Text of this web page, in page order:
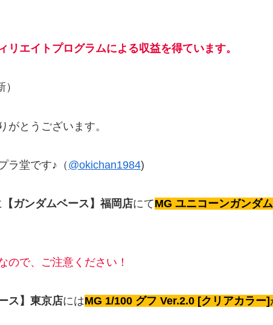
リエイトプログラムによる収益を得ています。
がとうございます。
ラ堂です♪（ @okichan1984)
【ガンダムベース】福岡店にてMG ユニコーンガンダム
ので、ご注意ください！
ス】東京店にはMG 1/100 グフ Ver.2.0 [クリアカラー]